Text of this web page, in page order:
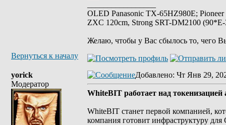
OLED Panasonic TX-65HZ980E;
ZXC 120cm, Strong SRT-DM2100
Желаю, чтобы у Вас сбылось то, чего
Вернуться к началу
yorick
Модератор
Добавлено: Чт Янв 29,
WhiteBIT работает над
WhiteBIT станет первой компанией,
компания готовит инфраструктуру для